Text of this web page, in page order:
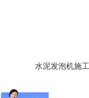
水泥发泡机施工